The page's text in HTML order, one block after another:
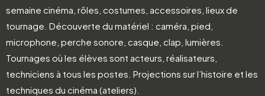
semaine cinéma, rôles, costumes, accessoires, lieux de
tournage. Découverte du matériel : caméra, pied,
microphone, perche sonore, casque, clap, lumières.
Tournages où les élèves sont acteurs, réalisateurs,
techniciens à tous les postes. Projections sur l’histoire et les
techniques du cinéma (ateliers).